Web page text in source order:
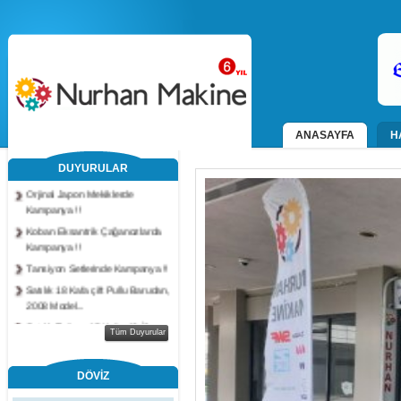
ANASAYFA
DUYURULAR
Kampanya !!
Kampanya !!
2008 Model...
Satılık BARUDAN, 2006 Model,
Satılık TAJİMA, 2010 Model, 15
Kafa, 4 Pullu,...
Tüm Duyurular
DÖVİZ